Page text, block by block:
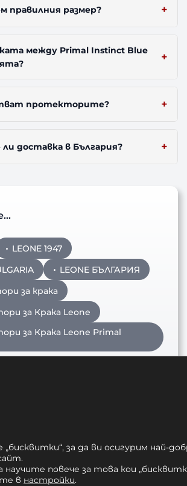
правилния размер?
между Primal Instinct Blue
протекторите?
доставка в България?
LEONE 1947
LEONE БЪЛГАРИЯ
за крака
за Крака Leone
за Крака Leone Primal
също
„бисквитки“, за да ви осигурим най-
повече за това кои
в настройки.